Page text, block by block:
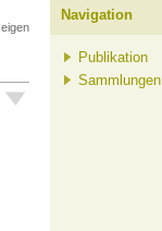
Navigation
Publikation
Sammlungen